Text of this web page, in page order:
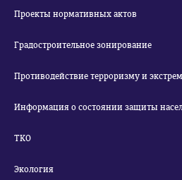
Проекты нормативных актов
Градостроительное зонирование
Противодействие терроризму и
Информация о состоянии защиты
ТКО
Экология